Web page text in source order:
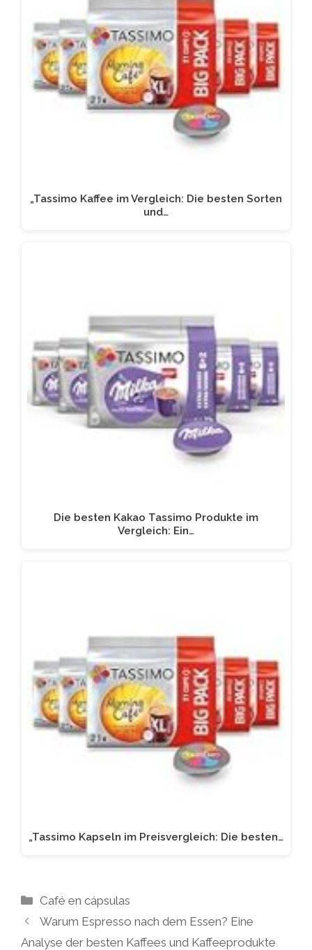
„Tassimo Kaffee im Vergleich: Die besten Sorten
und…
Die besten Kakao Tassimo Produkte im
Vergleich: Ein…
„Tassimo Kapseln im Preisvergleich: Die besten…
Kategorien
Café en cápsulas
Warum Espresso nach dem Essen? Eine
Analyse der besten Kaffees und Kaffeeprodukte